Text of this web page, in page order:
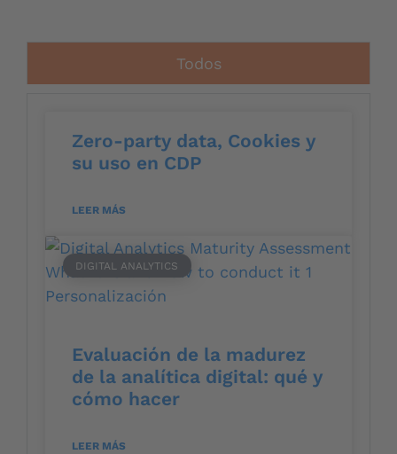
Todos
Zero-party data, Cookies y
su uso en CDP
LEER MÁS
DIGITAL ANALYTICS
Evaluación de la madurez
de la analítica digital: qué y
cómo hacer
LEER MÁS